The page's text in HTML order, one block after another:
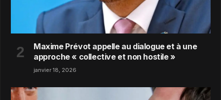
Maxime Prévot appelle au dialogue et à une
approche « collective et non hostile »
janvier 18, 2026